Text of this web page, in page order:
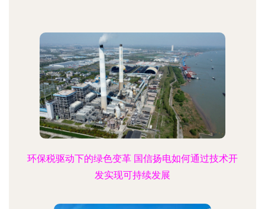
环保税驱动下的绿色变革 国信扬电如何通过技术开
发实现可持续发展